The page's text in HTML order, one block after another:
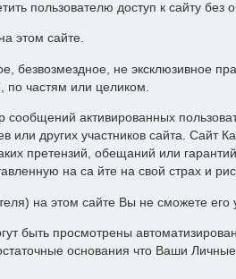
пользователю доступ к сайту без
этом сайте.
безвозмездное, не эксклюзивное
частям или целиком.
активированных
других участников сайта. Сайт
претензий, обещаний или
на са йте на свой страх и
на этом сайте Вы не сможете его
быть просмотрены
основания что Ваши